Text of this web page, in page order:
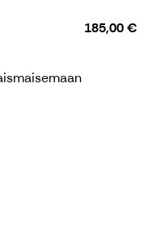
185,00 €